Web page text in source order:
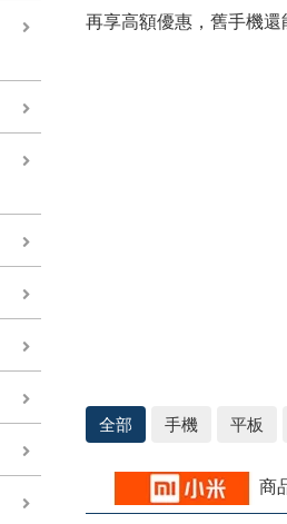
再享高額優惠，舊手機還
全部 手機 平板
商